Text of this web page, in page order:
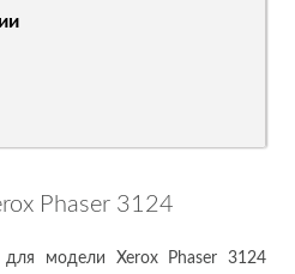
Phaser 3124
для модели Xerox Phaser 3124